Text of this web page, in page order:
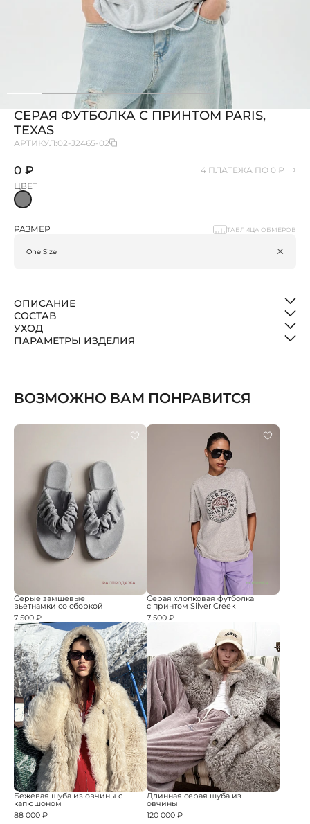
СЕРАЯ ФУТБОЛКА С ПРИНТОМ PARIS,
TEXAS
АРТИКУЛ:02-J2465-02
0 ₽
4 ПЛАТЕЖА ПО 0 ₽
ЦВЕТ
РАЗМЕР ТАБЛИЦА ОБМЕРОВ
ОПИСАНИЕ
СОСТАВ
УХОД
ПАРАМЕТРЫ ИЗДЕЛИЯ
ВОЗМОЖНО ВАМ ПОНРАВИТСЯ
РАСПРОДАЖА
Серые замшевые
вьетнамки со сборкой
7 500 ₽
НОВИНКА
Серая хлопковая футболка
с принтом Silver Creek
7 500 ₽
Бежевая шуба из овчины с
капюшоном
88 000 ₽
Длинная серая шуба из
овчины
120 000 ₽